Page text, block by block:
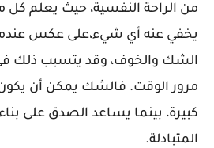
من الراحة النفسية، حيث يعلم كل
يخفي عنه أي شيء،على عكس
الشك والخوف، وقد يتسبب ذلك في
مرور الوقت. فالشك يمكن أن
كبيرة، بينما يساعد الصدق على
المتبادلة.